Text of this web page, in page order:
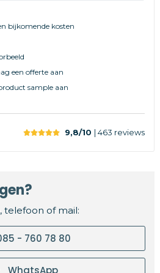
bijkomende kosten
een offerte aan
sample aan
9,8/10 | 463 reviews
telefoon of mail:
- 760 78 80
WhatsApp